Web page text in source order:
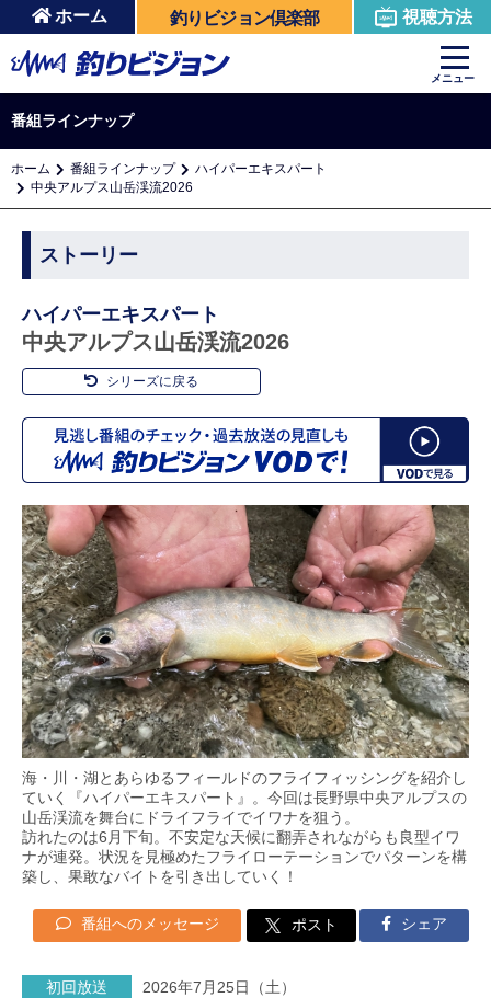
ホーム 釣りビジョン倶楽部 視聴方法
メニュー
番組ラインナップ
ホーム 番組ラインナップ
ハイパーエキスパート
中央アルプス山岳渓流2026
ストーリー
ハイパーエキスパート
中央アルプス山岳渓流2026
シリーズに戻る
海・川・湖とあらゆるフィールドのフライフィッシングを紹介し
ていく『ハイパーエキスパート』。今回は長野県中央アルプスの
山岳渓流を舞台にドライフライでイワナを狙う。
訪れたのは6月下旬。不安定な天候に翻弄されながらも良型イワ
ナが連発。状況を見極めたフライローテーションでパターンを構
築し、果敢なバイトを引き出していく！
番組へのメッセージ ポスト シェア
初回放送 2026年7月25日（土）